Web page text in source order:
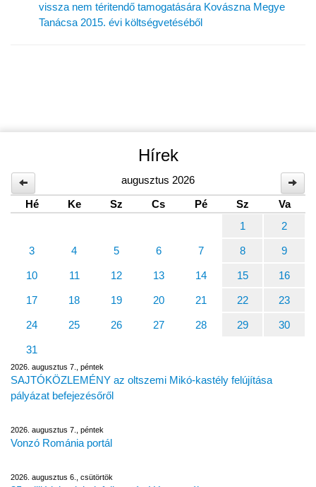
vissza nem téritendő tamogatására Kovászna Megye
Tanácsa 2015. évi költségvetéséből
Hírek
augusztus 2026
Hé
Ke Sz Cs Pé Sz
Va
1
2
3 4 5 6 7 8 9
10 11 12 13 14 15 16
17 18 19 20 21 22 23
24 25 26 27 28 29 30
31
2026. augusztus 7., péntek
SAJTÓKÖZLEMÉNY az oltszemi Mikó-kastély felújítása
pályázat befejezésőről
2026. augusztus 7., péntek
Vonzó Románia portál
2026. augusztus 6., csütörtök